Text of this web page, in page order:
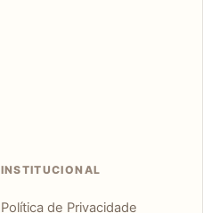
INSTITUCIONAL
Política de Privacidade